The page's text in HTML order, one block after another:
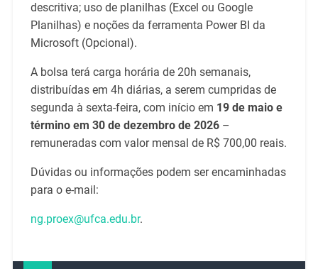
descritiva; uso de planilhas (Excel ou Google
Planilhas) e noções da ferramenta Power BI da
Microsoft (Opcional).
A bolsa terá carga horária de 20h semanais,
distribuídas em 4h diárias, a serem cumpridas de
segunda à sexta-feira, com início em 19 de maio e
término em 30 de dezembro de 2026–
remuneradas com valor mensal de R$ 700,00 reais.
Dúvidas ou informações podem ser encaminhadas
para o e-mail:
ng.proex@ufca.edu.br.